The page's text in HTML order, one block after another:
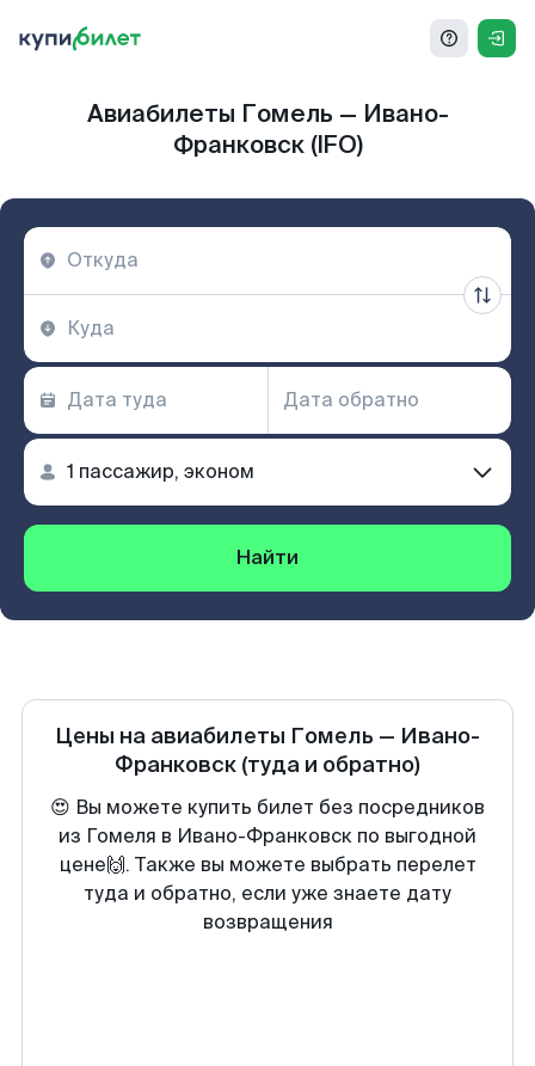
Авиабилеты Гомель — Ивано-
Франковск (IFO)
Найти
Цены на авиабилеты Гомель — Ивано-
Франковск (туда и обратно)
😍 Вы можете купить билет без посредников
из Гомеля в Ивано-Франковск по выгодной
цене🙌. Также вы можете выбрать перелет
туда и обратно, если уже знаете дату
возвращения